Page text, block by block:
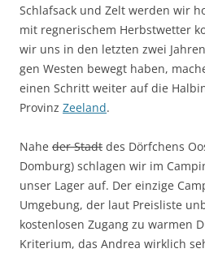
Schlafsack und Zelt werden wir
mit regnerischem Herbstwetter
wir uns in den letzten zwei
gen Westen bewegt haben,
einen Schritt weiter auf die
Provinz Zeeland.
Nahe der Stadt des Dörfchens
Domburg) schlagen wir im
unser Lager auf. Der einzige
Umgebung, der laut Preisliste
kostenlosen Zugang zu warmen
Kriterium, das Andrea wirklich